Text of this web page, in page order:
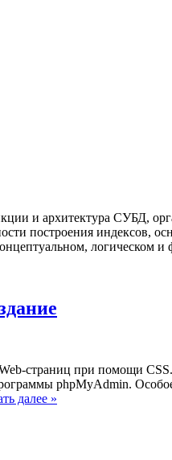
и архитектура СУБД,
построения индексов,
логическом
страниц при помощи
phpMyAdmin.
далее »